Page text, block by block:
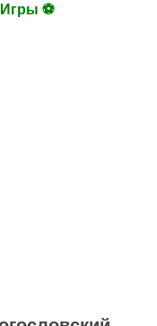
Игры ⚽